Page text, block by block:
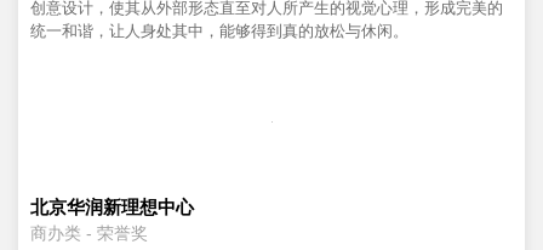
创意设计，使其从外部形态直至对人所产生的视觉心理，形成完美的
统一和谐，让人身处其中，能够得到真的放松与休闲。
北京华润新理想中心
商办类 - 荣誉奖